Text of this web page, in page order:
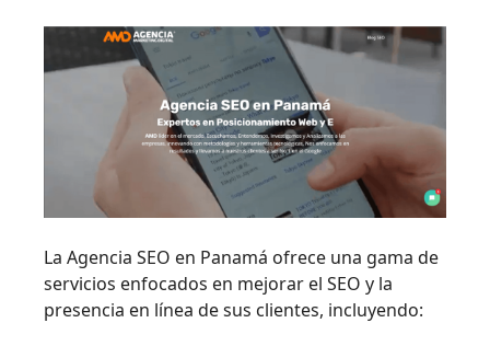
La Agencia SEO en Panamá ofrece una gama de
servicios enfocados en mejorar el SEO y la
presencia en línea de sus clientes, incluyendo: